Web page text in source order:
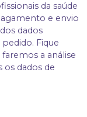
da saúde
e envio
dados
Fique
a análise
os dados de